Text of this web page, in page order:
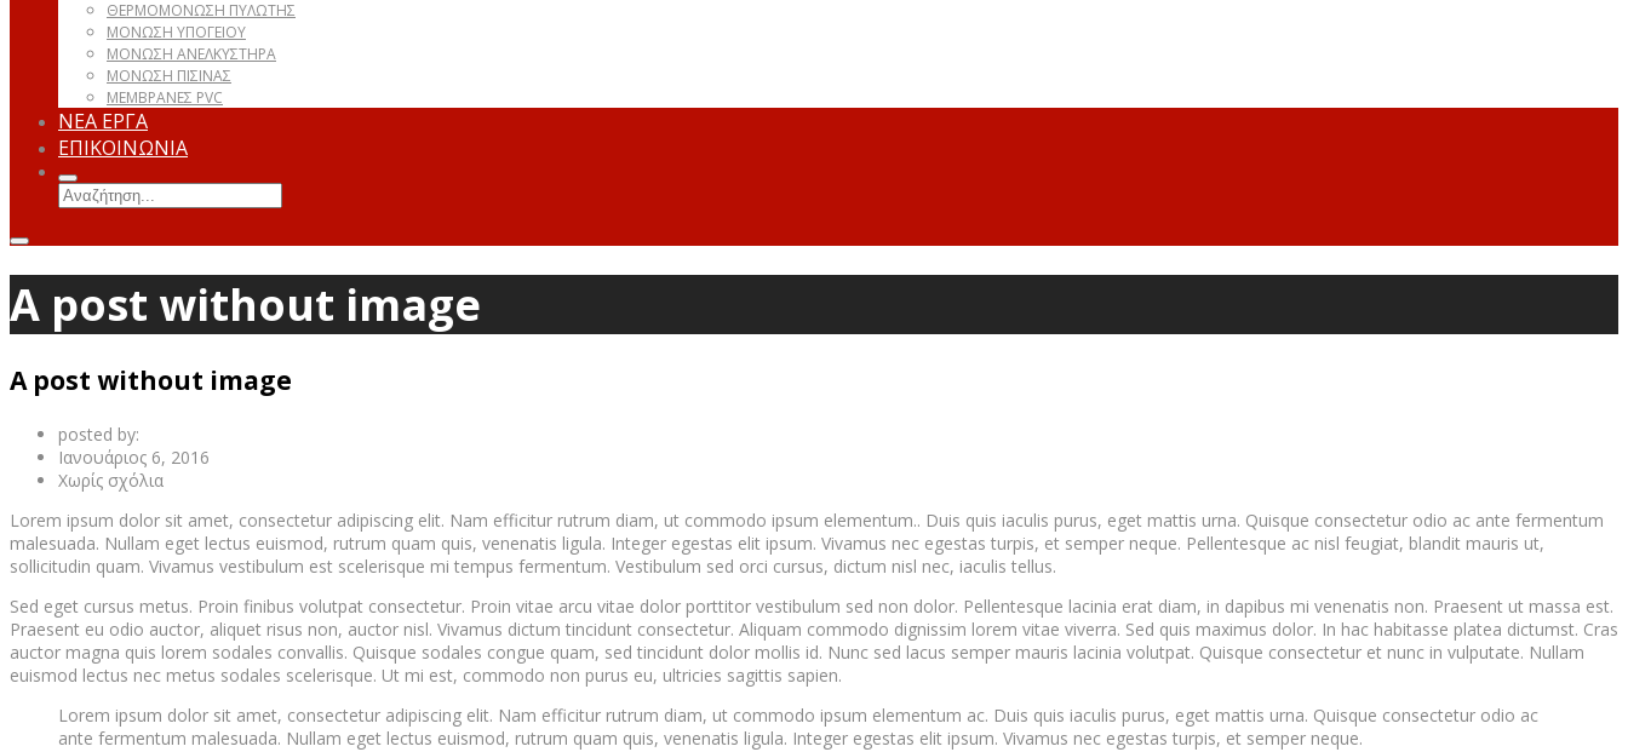
ΘΕΡΜΟΜΟΝΩΣΗ ΠΥΛΩΤΗΣ
ΜΟΝΩΣΗ ΥΠΟΓΕΙΟΥ
ΜΟΝΩΣΗ ΑΝΕΛΚΥΣΤΗΡΑ
ΜΟΝΩΣΗ ΠΙΣΙΝΑΣ
ΜΕΜΒΡΑΝΕΣ PVC
ΝΕΑ ΕΡΓΑ
ΕΠΙΚΟΙΝΩΝΙΑ
A post without image
A post without image
posted by:
Ιανουάριος 6, 2016
Χωρίς σχόλια
Lorem ipsum dolor sit amet, consectetur adipiscing elit. Nam efficitur rutrum diam, ut commodo ipsum elementum.. Duis quis iaculis purus, eget mattis urna. Quisque consectetur odio ac ante fermentum
malesuada. Nullam eget lectus euismod, rutrum quam quis, venenatis ligula. Integer egestas elit ipsum. Vivamus nec egestas turpis, et semper neque. Pellentesque ac nisl feugiat, blandit mauris ut,
sollicitudin quam. Vivamus vestibulum est scelerisque mi tempus fermentum. Vestibulum sed orci cursus, dictum nisl nec, iaculis tellus.
Sed eget cursus metus. Proin finibus volutpat consectetur. Proin vitae arcu vitae dolor porttitor vestibulum sed non dolor. Pellentesque lacinia erat diam, in dapibus mi venenatis non. Praesent ut massa est.
Praesent eu odio auctor, aliquet risus non, auctor nisl. Vivamus dictum tincidunt consectetur. Aliquam commodo dignissim lorem vitae viverra. Sed quis maximus dolor. In hac habitasse platea dictumst. Cras
auctor magna quis lorem sodales convallis. Quisque sodales congue quam, sed tincidunt dolor mollis id. Nunc sed lacus semper mauris lacinia volutpat. Quisque consectetur et nunc in vulputate. Nullam
euismod lectus nec metus sodales scelerisque. Ut mi est, commodo non purus eu, ultricies sagittis sapien.
Lorem ipsum dolor sit amet, consectetur adipiscing elit. Nam efficitur rutrum diam, ut commodo ipsum elementum ac. Duis quis iaculis purus, eget mattis urna. Quisque consectetur odio ac
ante fermentum malesuada. Nullam eget lectus euismod, rutrum quam quis, venenatis ligula. Integer egestas elit ipsum. Vivamus nec egestas turpis, et semper neque.